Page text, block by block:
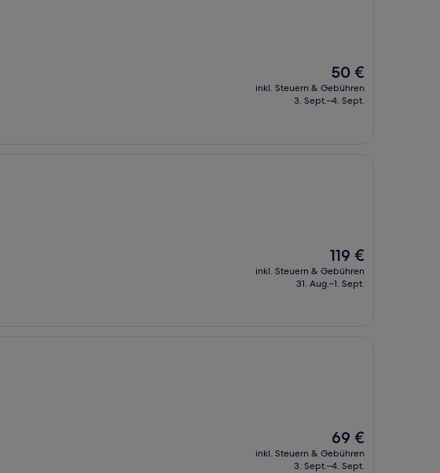
Der
Preis
beträgt
50 €
inkl. Steuern & Gebühren
3. Sept.–4. Sept.
Der
Preis
beträgt
119 €
inkl. Steuern & Gebühren
31. Aug.–1. Sept.
Der
Preis
beträgt
69 €
inkl. Steuern & Gebühren
3. Sept.–4. Sept.